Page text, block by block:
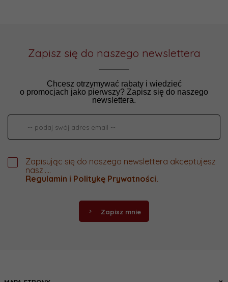
Zapisz się do naszego newslettera
Chcesz otrzymywać rabaty i wiedzieć
o promocjach jako pierwszy? Zapisz się do naszego
newslettera.
Zapisując się do naszego newslettera akceptujesz
nasz.....
Regulamin i Politykę Prywatności.
Zapisz mnie